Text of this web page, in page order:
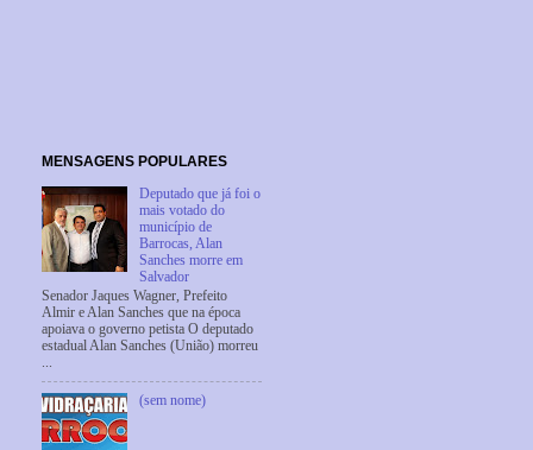
MENSAGENS POPULARES
Deputado que já foi o
mais votado do
município de
Barrocas, Alan
Sanches morre em
Salvador
Senador Jaques Wagner, Prefeito
Almir e Alan Sanches que na época
apoiava o governo petista O deputado
estadual Alan Sanches (União) morreu
...
(sem nome)